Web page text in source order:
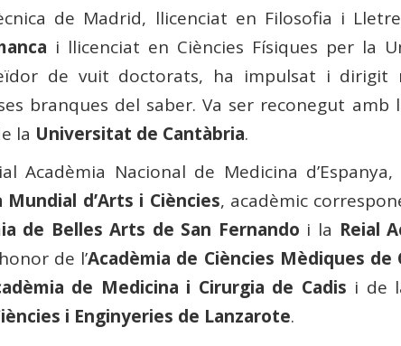
de Madrid, llicenciat en Filosofia i
i llicenciat en Ciències Físiques per la
de vuit doctorats, ha impulsat i dirigit
branques del saber. Va ser reconegut amb
la Universitat de Cantàbria.
Acadèmia Nacional de Medicina
Mundial d’Arts i Ciències, acadèmic
de Belles Arts de San Fernando i la Reial
de l’Acadèmia de Ciències Mèdiques de
de Medicina i Cirurgia de Cadis i de
i Enginyeries de Lanzarote.